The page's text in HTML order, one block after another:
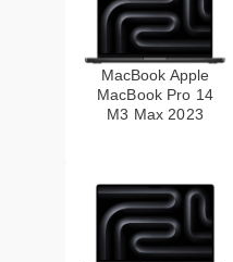
MacBook Apple
MacBook Pro 14
M3 Max 2023